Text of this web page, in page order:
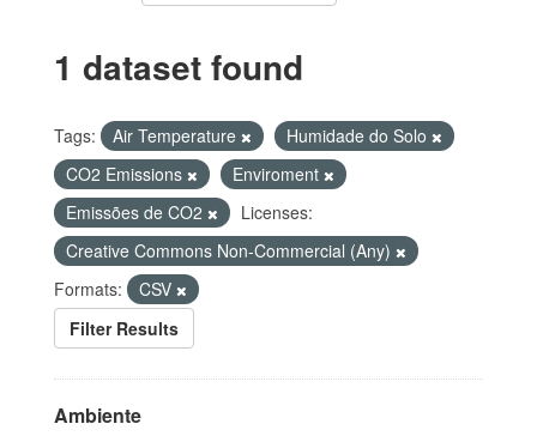
1 dataset found
Tags: Air Temperature
Humidade do Solo
CO2 Emissions
Enviroment
Emissões de CO2
Licenses:
Creative Commons Non-Commercial (Any)
Formats:
CSV
Filter Results
Ambiente